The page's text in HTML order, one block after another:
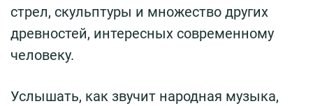
стрел, скульптуры и множество других
древностей, интересных современному
человеку.
Услышать, как звучит народная музыка,